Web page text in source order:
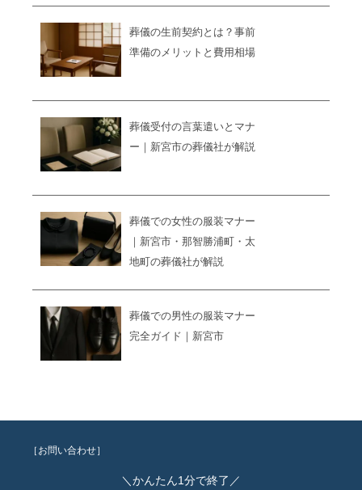
葬儀の生前契約とは？事前
準備のメリットと費用相場
葬儀受付の言葉遣いとマナ
ー｜新宮市の葬儀社が解説
葬儀での女性の服装マナー
｜新宮市・那智勝浦町・太
地町の葬儀社が解説
葬儀での男性の服装マナー
完全ガイド｜新宮市
［お問い合わせ］
＼かんたん1分で終了／